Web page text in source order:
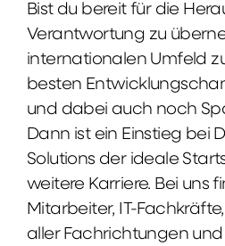
Bist du bereit für die
Verantwortung zu
internationalen Umfeld
besten
und dabei auch noch
Dann ist ein Einstieg bei
Solutions der ideale
weitere Karriere. Bei uns
Mitarbeiter, IT-
aller Fachrichtungen